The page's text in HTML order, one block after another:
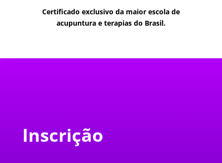
Certificado exclusivo da maior escola de
acupuntura e terapias do Brasil.
Inscrição